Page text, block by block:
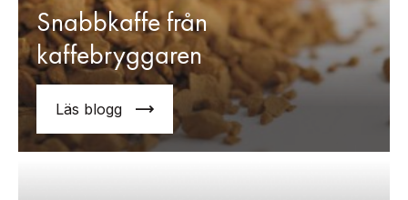
Snabbkaffe från
kaffebryggaren
Läs blogg